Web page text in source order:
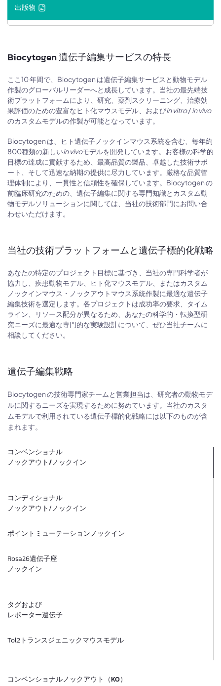
出版物
Biocytogen 遺伝子編集サービスの特長
ここ10 年間で、Biocytogen は遺伝子編集サービスと動物モデル
作製のグローバルリーダーへと成長しています。当社の最先端技
術プラットフォームにより、研究、薬剤スクリーニング、治療効
果評価のための豊富なヒト化マウスモデル、およびin vitro/in vivo
のカスタムモデルの作製が可能となっています。
Biocytogen は、ヒト遺伝子ノックインマウス系統を含む、毎年約
800種類の新しいin vivoモデルを開発しています。お客様の科学的
目標の達成に貢献するため、最高品質の製品、卓越した技術サポ
ート、そして迅速な納期の提供に尽力しています。厳格な品質管
理体制により、一貫性と信頼性を確保しています。Biocytogen の
前臨床研究のための、遺伝子編集に関する専門知識とカスタム動
物モデルソリューションに関しては、当社の技術部門にお問い合
わせいただけます。
当社の技術プラットフォームと遺伝子標的化戦略
あなたの特定のプロジェクト目標に基づき、当社の専門科学者が
協力し、疾患動物モデル、ヒト化マウスモデル、またはカスタム
ノックインマウス・ノックアウトマウス系統作製に最適な遺伝子
編集技術を選定します。各プロジェクトは成功率の要求、タイム
ライン、リソース配分が異なるため、あなたの科学的・転換型研
究ニーズに最適な専門的な実験設計について、ぜひ当社チームに
相談してください。
遺伝子編集戦略
Biocytogen の技術専門家チームと営業担当は、研究者の動物モデ
ルに関するニーズを実現するために努めています。当社のカスタ
ムモデルで利用されている遺伝子標的化戦略には以下のものが含
まれます。
コンベンショナル
ノックアウト/ノックイン
コンディショナル
ノックアウト/ノックイン
ポイントミューテーションノックイン
Rosa26遺伝子座
ノックイン
タグおよび
レポーター遺伝子
Tol2トランスジェニックマウスモデル ​
コンベンショナルノックアウト（KO）